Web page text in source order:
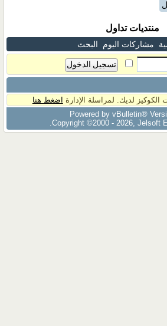
منتديات تداول
مشاركات اليوم البحث
لديك. لمراسلة الإدارة اضغط هنا
Powered by vBulletin®
Copyright ©2000 - 2026, Jelsoft